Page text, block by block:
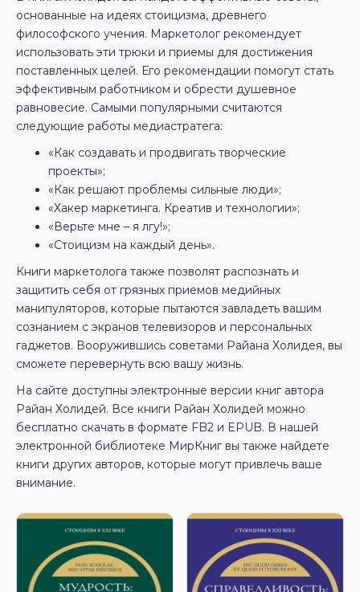
основанные на идеях стоицизма, древнего
философского учения. Маркетолог рекомендует
использовать эти трюки и приемы для достижения
поставленных целей. Его рекомендации помогут стать
эффективным работником и обрести душевное
равновесие. Самыми популярными считаются
следующие работы медиастратега:
«Как создавать и продвигать творческие
проекты»;
«Как решают проблемы сильные люди»;
«Хакер маркетинга. Креатив и технологии»;
«Верьте мне – я лгу!»;
«Стоицизм на каждый день».
Книги маркетолога также позволят распознать и
защитить себя от грязных приемов медийных
манипуляторов, которые пытаются завладеть вашим
сознанием с экранов телевизоров и персональных
гаджетов. Вооружившись советами Райана Холидея, вы
сможете перевернуть всю вашу жизнь.
На сайте доступны электронные версии книг автора
Райан Холидей. Все книги Райан Холидей можно
бесплатно скачать в формате FB2 и EPUB. В нашей
электронной библиотеке МирКниг вы также найдете
книги других авторов, которые могут привлечь ваше
внимание.